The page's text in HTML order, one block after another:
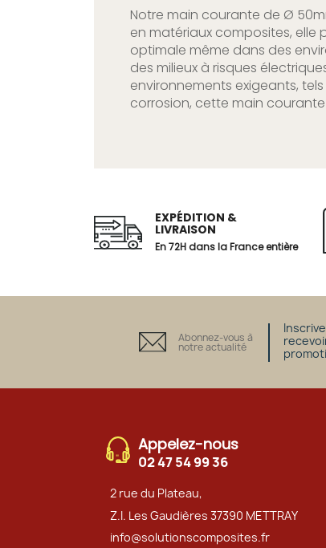
Notre main courante de Ø
en matériaux composites, elle
optimale même dans des
des milieux à risques
environnements exigeants,
corrosion, cette main
EXPÉDITION &
LIVRAISON
En 72H dans la France entière
Abonnez-vous à
notre actualité
Appelez-nous
02 47 54 99 36
2 rue du Plateau,
Z.I. Les Gaudières 37390 METTRAY
info@solutionscomposites.fr